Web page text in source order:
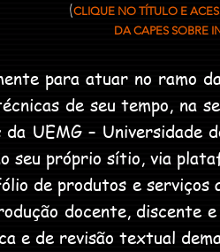
(CLIQUE NO TÍTULO E
DA CAPES SOBRE
para atuar no ramo
de seu tempo, na
da UEMG – Universidade
seu próprio sítio, via
de produtos e serviços
docente, discente
e de revisão textual